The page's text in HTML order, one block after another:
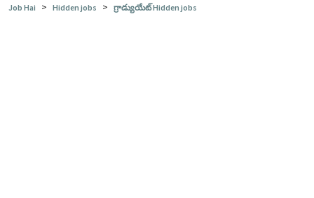
Job Hai > Hidden jobs > గ్రాడ్యుయేట్ Hidden jobs